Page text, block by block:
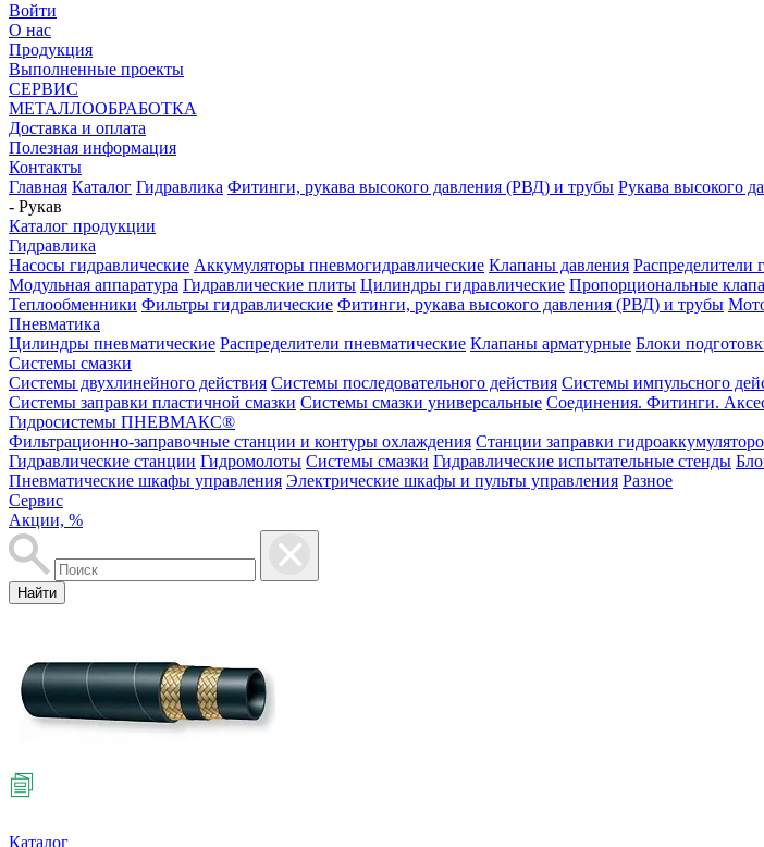
Войти
О нас
Продукция
Выполненные проекты
СЕРВИС
МЕТАЛЛООБРАБОТКА
Доставка и оплата
Полезная информация
Контакты
Главная Каталог Гидравлика Фитинги, рукава высокого давления (РВД) и трубы Рукава высокого
- Рукав
Каталог продукции
Гидравлика
Насосы гидравлические Аккумуляторы пневмогидравлические Клапаны давления Распределители
Модульная аппаратура Гидравлические плиты Цилиндры гидравлические Пропорциональные
Теплообменники Фильтры гидравлические Фитинги, рукава высокого давления (РВД) и трубы
Пневматика
Цилиндры пневматические Распределители пневматические Клапаны арматурные Блоки
Системы смазки
Системы двухлинейного действия Системы последовательного действия Системы импульсного
Системы заправки пластичной смазки Системы смазки универсальные Соединения. Фитинги.
Гидросистемы ПНЕВМАКС®
Фильтрационно-заправочные станции и контуры охлаждения Станции заправки
Гидравлические станции Гидромолоты Системы смазки Гидравлические испытательные стенды
Пневматические шкафы управления Электрические шкафы и пульты управления Разное
Сервис
Акции, %
Найти
Каталог